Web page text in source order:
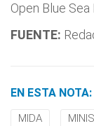
Open Blue Sea
FUENTE:
EN ESTA NOTA:
MIDA